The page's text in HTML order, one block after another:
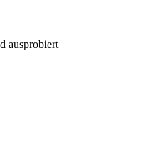
ausprobiert